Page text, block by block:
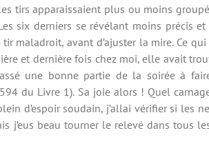
tirs apparaissaient plus ou moins
six derniers se révélant moins précis et
maladroit, avant d’ajuster la mire. Ce
et dernière fois chez moi, elle avait
une bonne partie de la soirée à
du Livre 1). Sa joie alors ! Quel
d’espoir soudain, j’allai vérifier si les
j’eus beau tourner le relevé dans tous